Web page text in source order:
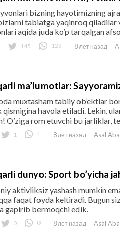
bizning hayotimizning
tabiatga yaqinroq qiladilar
aqida juda ko’p tarqalgan
145 123 8 лет назад
ma’lumotlar:
muxtasham tabiiy ob’ektlar
qismigina havola etiladi. Lekin,
O’ziga rom etuvchi bu jarliklar,
1 1 8 лет назад Asal
dunyo: Sport bo’yicha
aktivliksiz yashash mumkin
faqat foyda keltiradi. Bugun
gapirib bermoqchi edik.
0 0 8 лет назад Asal